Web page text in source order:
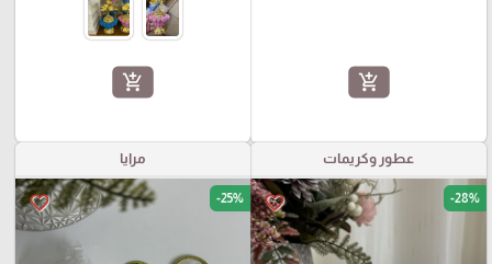
add_shopping_cart
add_shopping_cart
عطور وكريمات
favorite_border -28%
مرايا
favorite_border -25%